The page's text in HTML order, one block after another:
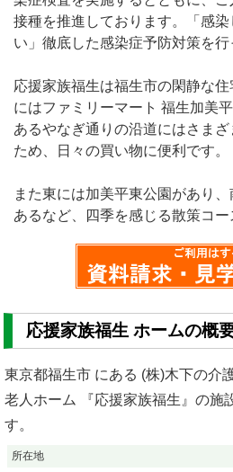
接種を推進しております。「感
い」徹底した感染症予防対策を行
応援家族福生は福生市の閑静な
にはファミリーマート 福生加美
あるやなぎ通りの沿道にはさま
ため、日々の買い物に便利です。
また東には加美平東公園があり
あるなど、四季を感じる散策コー
応援家族福生 ホームの概
東京都福生市 にある (株)木下の介
老人ホーム 『応援家族福生』の施
す。
所在地